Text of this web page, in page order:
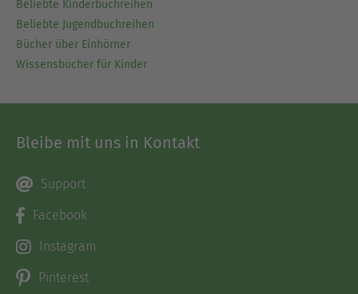
Beliebte Kinderbuchreihen
Beliebte Jugendbuchreihen
Bücher über Einhörner
Wissensbücher für Kinder
Bleibe mit uns in Kontakt
Support
Facebook
Instagram
Pinterest